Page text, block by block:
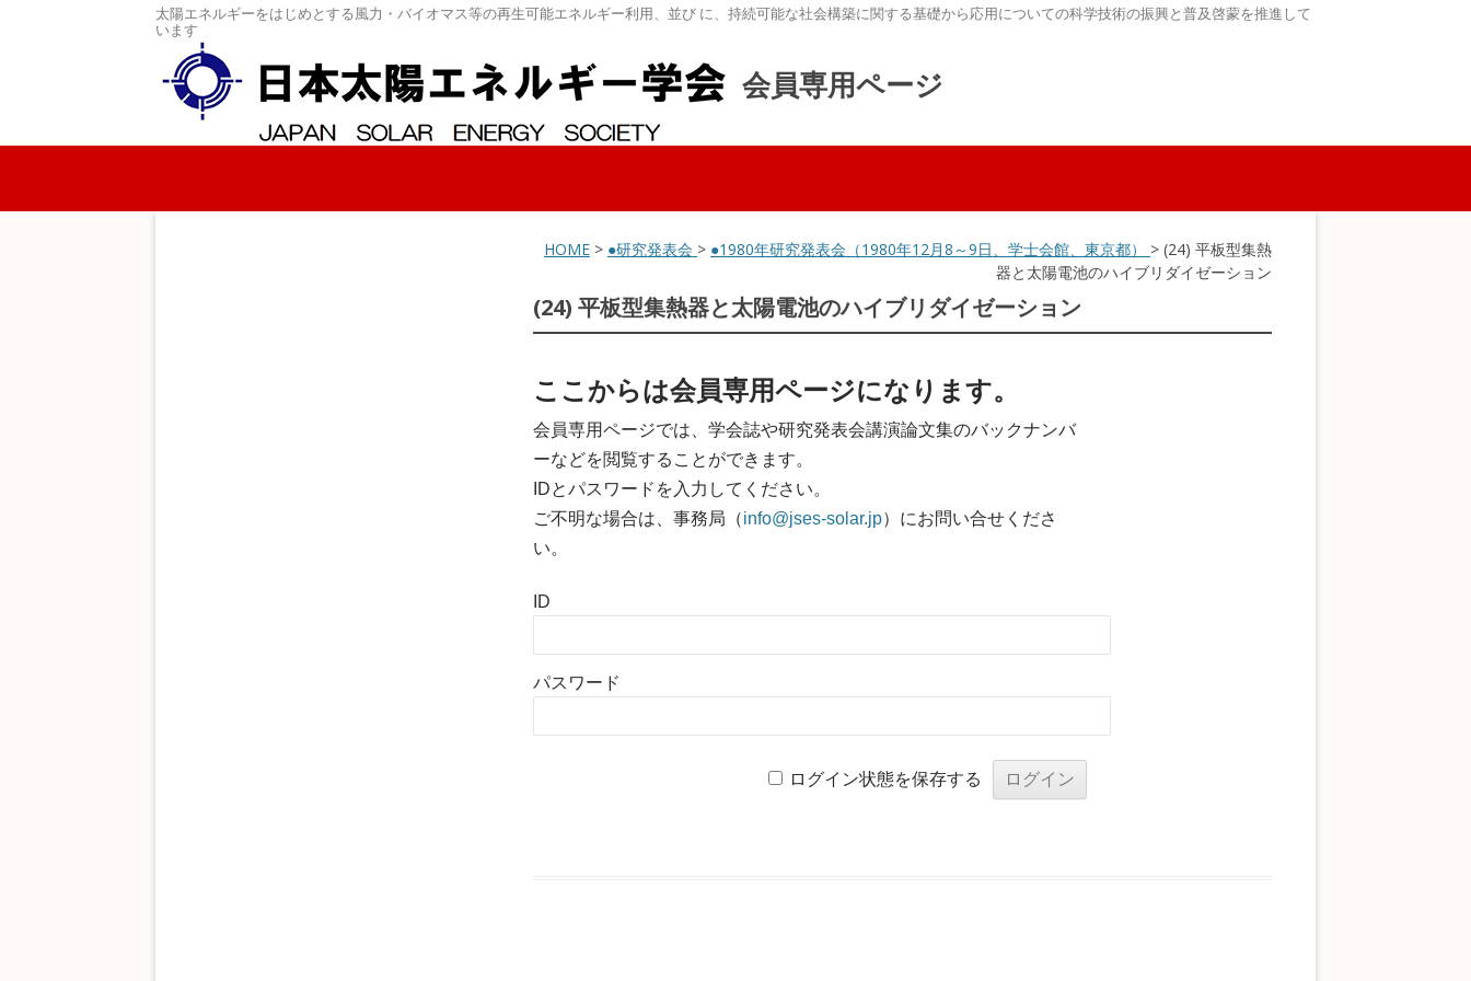
太陽エネルギーをはじめとする風力・バイオマス等の再生可能エネルギー利用、並び に、持続可能な社会構築に関する基礎から応用についての科学技術の振興と普及啓蒙を推進して
います
会員専用ページ
コンテンツへスキップ
HOME > ●研究発表会 > ●1980年研究発表会（1980年12月8～9日、学士会館、東京都） > (24) 平板型集熱
器と太陽電池のハイブリダイゼーション
(24) 平板型集熱器と太陽電池のハイブリダイゼーション
ここからは会員専用ページになります。
会員専用ページでは、学会誌や研究発表会講演論文集のバックナンバ
ーなどを閲覧することができます。
IDとパスワードを入力してください。
ご不明な場合は、事務局（info@jses-solar.jp）にお問い合せくださ
い。
ID
パスワード
ログイン状態を保存する